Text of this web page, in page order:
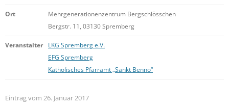
Ort
Mehrgenerationenzentrum Bergschlösschen
Bergstr. 11, 03130 Spremberg
Veranstalter
LKG Spremberg e.V.
EFG Spremberg
Katholisches Pfarramt „Sankt Benno“
Eintrag vom 26. Januar 2017